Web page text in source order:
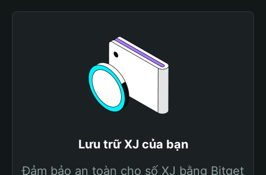
Lưu trữ XJ của bạn
Đảm bảo an toàn cho số XJ bằng Bitget